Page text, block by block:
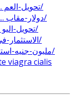
https://advocatesnairobi.com/تحويل-العم ... إلى-دولار/
https://advocatesnairobi.com/دولار-مقاب ... ليوم-جديد/
https://advocatesnairobi.com/تحويل-اليو ... الاماراتي/
https://advocatesnairobi.com/الاستثمار-في-السندات/
https://advocatesnairobi.com/305-مليون-جنيه-استرليني/
viagra cialis